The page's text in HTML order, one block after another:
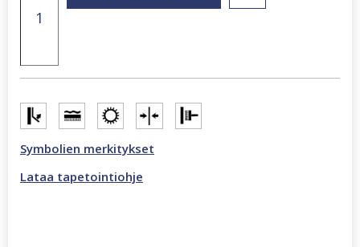
Gallery
Tarah
valokuvatapetti
monivärinen
määrä
Symbolien merkitykset
Lataa tapetointiohje